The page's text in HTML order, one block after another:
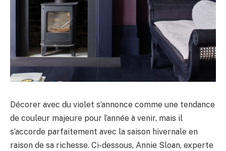
Décorer avec du violet s’annonce comme une tendance
de couleur majeure pour l’année à venir, mais il
s’accorde parfaitement avec la saison hivernale en
raison de sa richesse. Ci-dessous, Annie Sloan, experte